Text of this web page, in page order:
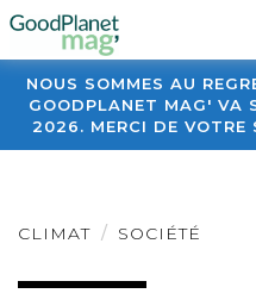
NOUS SOMMES AU
GOODPLANET MAG' VA
2026. MERCI DE VOTRE
CLIMAT SOCIÉTÉ